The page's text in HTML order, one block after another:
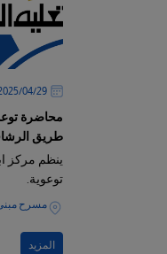
29‏/04‏/2025
محاضرة
طريق
ينظم مركز
توعوية.
مسرح
المزيد